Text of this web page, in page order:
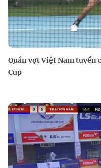
Quần vợt Việt Nam tuyển
Cup